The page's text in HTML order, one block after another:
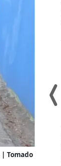
Tomado
de
una